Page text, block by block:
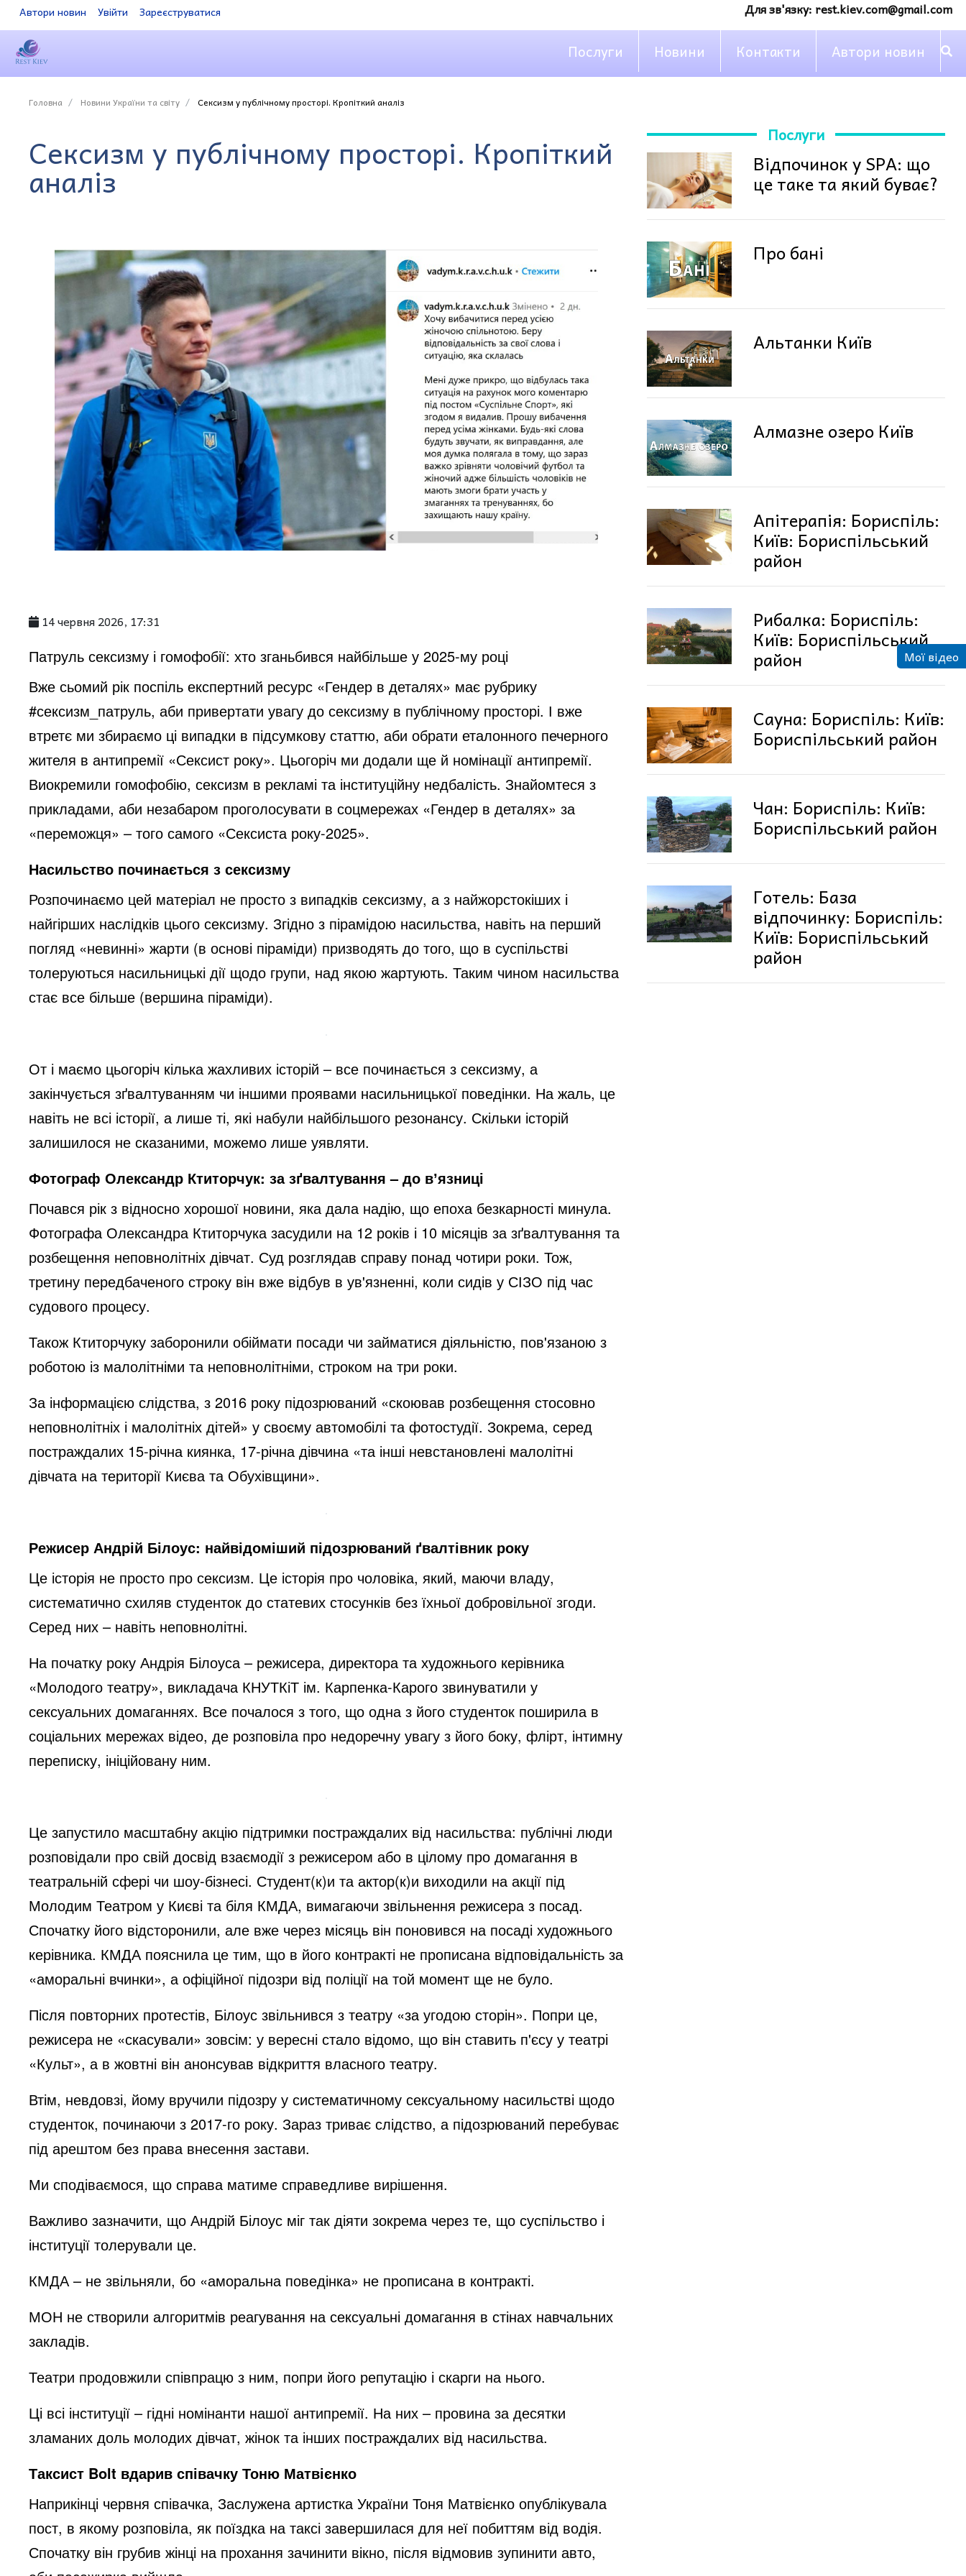
Автори новин Увійти Зареєструватися Для зв'язку: rest.kiev.com@gmail.com
Послуги Новини Контакти Автори новин
Головна Новини України та світу Сексизм у публічному просторі. Кропіткий аналіз
Сексизм у публічному просторі. Кропіткий
аналіз
14 червня 2026, 17:31
Патруль сексизму і гомофобії: хто зганьбився найбільше у 2025-му році
Вже сьомий рік поспіль експертний ресурс «Гендер в деталях» має рубрику
#сексизм_патруль, аби привертати увагу до сексизму в публічному просторі. І вже
втретє ми збираємо ці випадки в підсумкову статтю, аби обрати еталонного печерного
жителя в антипремії «Сексист року». Цьогоріч ми додали ще й номінації антипремії.
Виокремили гомофобію, сексизм в рекламі та інституційну недбалість. Знайомтеся з
прикладами, аби незабаром проголосувати в соцмережах «Гендер в деталях» за
«переможця» – того самого «Сексиста року-2025».
Насильство починається з сексизму
Розпочинаємо цей матеріал не просто з випадків сексизму, а з найжорстокіших і
найгірших наслідків цього сексизму. Згідно з пірамідою насильства, навіть на перший
погляд «невинні» жарти (в основі піраміди) призводять до того, що в суспільстві
толеруються насильницькі дії щодо групи, над якою жартують. Таким чином насильства
стає все більше (вершина піраміди).
От і маємо цьогоріч кілька жахливих історій – все починається з сексизму, а
закінчується зґвалтуванням чи іншими проявами насильницької поведінки. На жаль, це
навіть не всі історії, а лише ті, які набули найбільшого резонансу. Скільки історій
залишилося не сказаними, можемо лише уявляти.
Фотограф Олександр Ктиторчук: за зґвалтування – до вʼязниці
Почався рік з відносно хорошої новини, яка дала надію, що епоха безкарності минула.
Фотографа Олександра Ктиторчука засудили на 12 років і 10 місяців за зґвалтування та
розбещення неповнолітніх дівчат. Суд розглядав справу понад чотири роки. Тож,
третину передбаченого строку він вже відбув в ув'язненні, коли сидів у СІЗО під час
судового процесу.
Також Ктиторчуку заборонили обіймати посади чи займатися діяльністю, пов'язаною з
роботою із малолітніми та неповнолітніми, строком на три роки.
За інформацією слідства, з 2016 року підозрюваний «скоював розбещення стосовно
неповнолітніх і малолітніх дітей» у своєму автомобілі та фотостудії. Зокрема, серед
постраждалих 15-річна киянка, 17-річна дівчина «та інші невстановлені малолітні
дівчата на території Києва та Обухівщини».
Режисер Андрій Білоус: найвідоміший підозрюваний ґвалтівник року
Це історія не просто про сексизм. Це історія про чоловіка, який, маючи владу,
систематично схиляв студенток до статевих стосунків без їхньої добровільної згоди.
Серед них – навіть неповнолітні.
На початку року Андрія Білоуса – режисера, директора та художнього керівника
«Молодого театру», викладача КНУТКіТ ім. Карпенка-Карого звинуватили у
сексуальних домаганнях. Все почалося з того, що одна з його студенток поширила в
соціальних мережах відео, де розповіла про недоречну увагу з його боку, флірт, інтимну
переписку, ініційовану ним.
Це запустило масштабну акцію підтримки постраждалих від насильства: публічні люди
розповідали про свій досвід взаємодії з режисером або в цілому про домагання в
театральній сфері чи шоу-бізнесі. Студент(к)и та актор(к)и виходили на акції під
Молодим Театром у Києві та біля КМДА, вимагаючи звільнення режисера з посад.
Спочатку його відсторонили, але вже через місяць він поновився на посаді художнього
керівника. КМДА пояснила це тим, що в його контракті не прописана відповідальність за
«аморальні вчинки», а офіційної підозри від поліції на той момент ще не було.
Після повторних протестів, Білоус звільнився з театру «за угодою сторін». Попри це,
режисера не «скасували» зовсім: у вересні стало відомо, що він ставить п'єсу у театрі
«Культ», а в жовтні він анонсував відкриття власного театру.
Втім, невдовзі, йому вручили підозру у систематичному сексуальному насильстві щодо
студенток, починаючи з 2017-го року. Зараз триває слідство, а підозрюваний перебуває
під арештом без права внесення застави.
Ми сподіваємося, що справа матиме справедливе вирішення.
Важливо зазначити, що Андрій Білоус міг так діяти зокрема через те, що суспільство і
інституції толерували це.
КМДА – не звільняли, бо «аморальна поведінка» не прописана в контракті.
МОН не створили алгоритмів реагування на сексуальні домагання в стінах навчальних
закладів.
Театри продовжили співпрацю з ним, попри його репутацію і скарги на нього.
Ці всі інституції – гідні номінанти нашої антипремії. На них – провина за десятки
зламаних доль молодих дівчат, жінок та інших постраждалих від насильства.
Таксист Bolt вдарив співачку Тоню Матвієнко
Наприкінці червня співачка, Заслужена артистка України Тоня Матвієнко опублікувала
пост, в якому розповіла, як поїздка на таксі завершилася для неї побиттям від водія.
Спочатку він грубив жінці на прохання зачинити вікно, після відмовив зупинити авто,
Послуги
Відпочинок у SPA: що
це таке та який буває?
Про бані
Альтанки Київ
Алмазне озеро Київ
Апітерапія: Бориспіль:
Київ: Бориспільський
район
Рибалка: Бориспіль:
Київ: Бориспільський
район
Сауна: Бориспіль: Київ:
Бориспільський район
Чан: Бориспіль: Київ:
Бориспільський район
Готель: База
відпочинку: Бориспіль:
Київ: Бориспільський
район
Мої відео